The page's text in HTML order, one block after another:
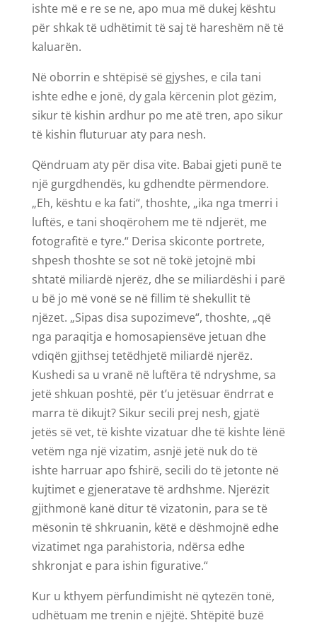
ishte më e re se ne, apo mua më dukej kështu
për shkak të udhëtimit të saj të hareshëm në të
kaluarën.
Në oborrin e shtëpisë së gjyshes, e cila tani
ishte edhe e jonë, dy gala kërcenin plot gëzim,
sikur të kishin ardhur po me atë tren, apo sikur
të kishin fluturuar aty para nesh.
Qëndruam aty për disa vite. Babai gjeti punë te
një gurgdhendës, ku gdhendte përmendore.
„Eh, kështu e ka fati“, thoshte, „ika nga tmerri i
luftës, e tani shoqërohem me të ndjerët, me
fotografitë e tyre.“ Derisa skiconte portrete,
shpesh thoshte se sot në tokë jetojnë mbi
shtatë miliardë njerëz, dhe se miliardëshi i parë
u bë jo më vonë se në fillim të shekullit të
njëzet. „Sipas disa supozimeve“, thoshte, „që
nga paraqitja e homosapiensëve jetuan dhe
vdiqën gjithsej tetëdhjetë miliardë njerëz.
Kushedi sa u vranë në luftëra të ndryshme, sa
jetë shkuan poshtë, për t’u jetësuar ëndrrat e
marra të dikujt? Sikur secili prej nesh, gjatë
jetës së vet, të kishte vizatuar dhe të kishte lënë
vetëm nga një vizatim, asnjë jetë nuk do të
ishte harruar apo fshirë, secili do të jetonte në
kujtimet e gjeneratave të ardhshme. Njerëzit
gjithmonë kanë ditur të vizatonin, para se të
mësonin të shkruanin, këtë e dëshmojnë edhe
vizatimet nga parahistoria, ndërsa edhe
shkronjat e para ishin figurative.“
Kur u kthyem përfundimisht në qytezën tonë,
udhëtuam me trenin e njëjtë. Shtëpitë buzë